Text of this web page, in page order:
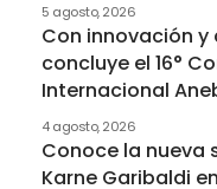
5 agosto, 2026
Con innovación
concluye el 16°
Internacional
4 agosto, 2026
Conoce la nueva
Karne Garibaldi